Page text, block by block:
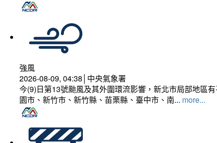
強風
2026-08-09, 04:38│中央氣象署
今(9)日第13號颱風及其外圍環流影響，新北市局部地區
園市、新竹市、新竹縣、苗栗縣、臺中市、南... more...